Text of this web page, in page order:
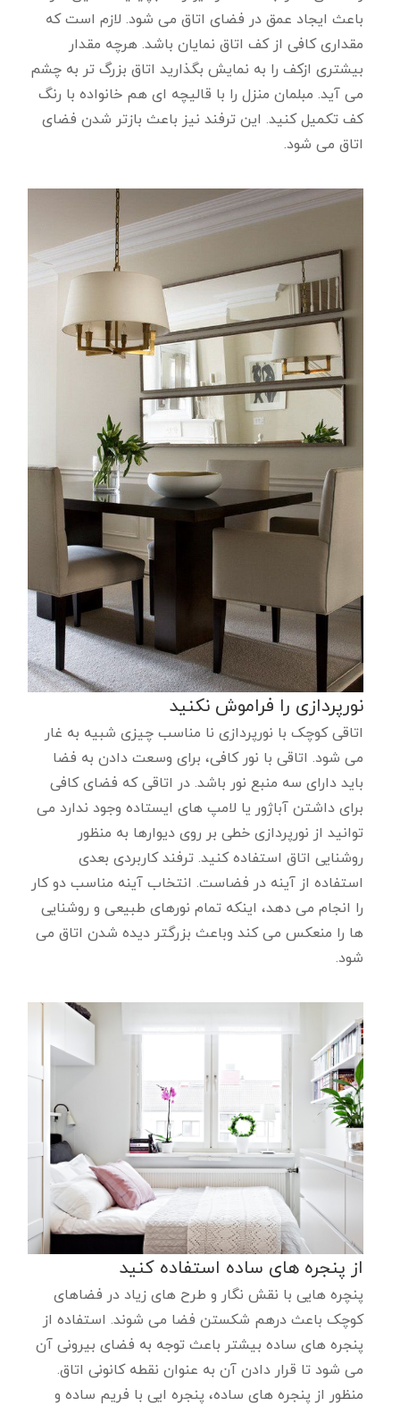
باعث ایجاد عمق در فضای اتاق می شود. لازم است که
مقداری کافی از کف اتاق نمایان باشد. هرچه مقدار
بیشتری ازکف را به نمایش بگذارید اتاق بزرگ تر به چشم
می آید. مبلمان منزل را با قالیچه ای هم خانواده با رنگ
کف تکمیل کنید. این ترفند نیز باعث بازتر شدن فضای
اتاق می شود.
نورپردازی را فراموش نکنید
اتاقی کوچک با نورپردازی نا مناسب چیزی شبیه به غار
می شود. اتاقی با نور کافی، برای وسعت دادن به فضا
باید دارای سه منبع نور باشد. در اتاقی که فضای کافی
برای داشتن آباژور یا لامپ های ایستاده وجود ندارد می
توانید از نورپردازی خطی بر روی دیوارها به منظور
روشنایی اتاق استفاده کنید. ترفند کاربردی بعدی
استفاده از آینه در فضاست. انتخاب آینه مناسب دو کار
را انجام می دهد، اینکه تمام نورهای طبیعی و روشنایی
ها را منعکس می کند وباعث بزرگتر دیده شدن اتاق می
شود.
از پنجره های ساده استفاده کنید
پنچره هایی با نقش نگار و طرح های زیاد در فضاهای
کوچک باعث درهم شکستن فضا می شوند. استفاده از
پنجره های ساده بیشتر باعث توجه به فضای بیرونی آن
می شود تا قرار دادن آن به عنوان نقطه کانونی اتاق.
منظور از پنجره های ساده، پنجره ایی با فریم ساده و